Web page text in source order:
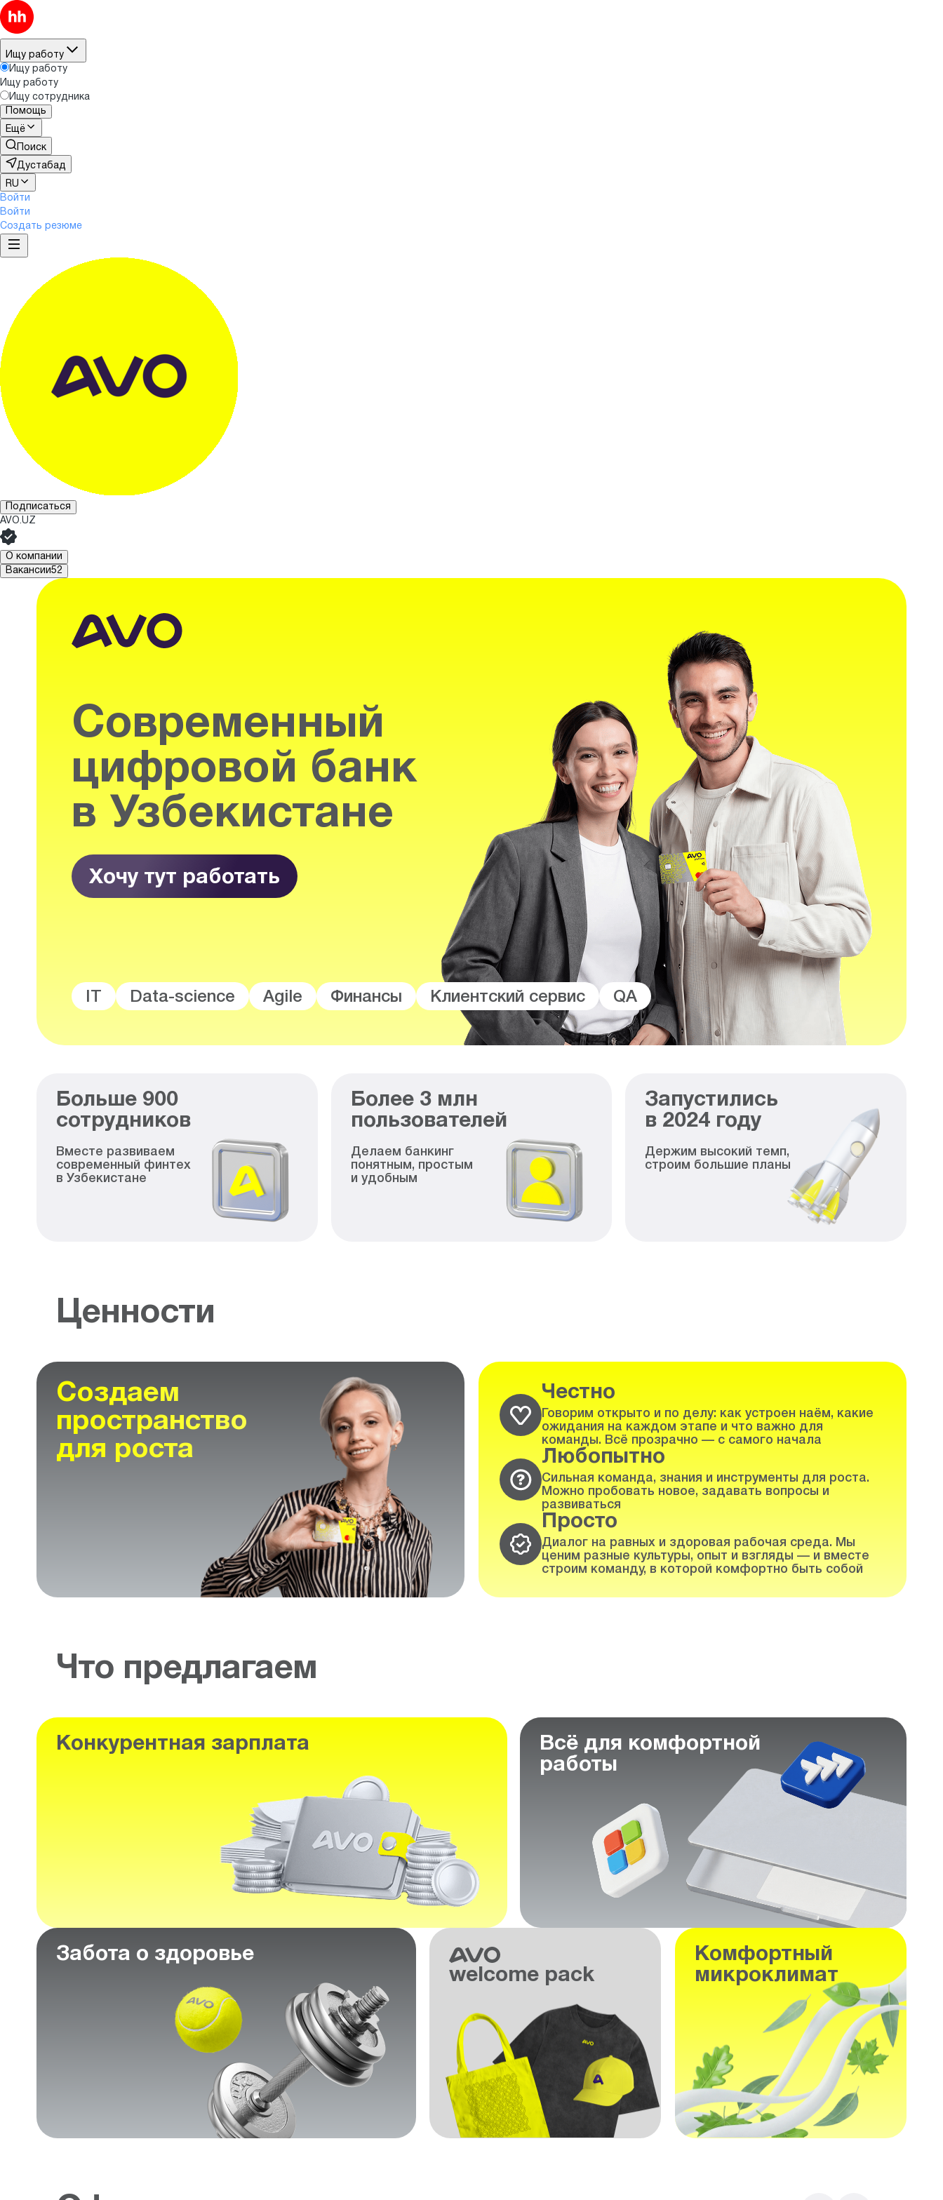
Ищу работу
Ищу работу
Ищу работу
Ищу сотрудника
Помощь
Ещё
Поиск
Дустабад
RU
Войти
Войти
Создать резюме
Подписаться
AVO.UZ
О компании
Вакансии52
Современный
цифровой банк
в Узбекистане
Хочу тут работать
Data-science Agile Финансы Клиентский сервис QA
Больше 900
сотрудников
Вместе развиваем
современный финтех
в Узбекистане
Более 3млн
пользователей
Делаем банкинг
понятным, простым
и удобным
Запустились
в 2024 году
Держим высокий темп,
строим большие планы
Ценности
Создаем
пространство
для роста
Честно
Говорим открыто и по делу: как устроен наём, какие
ожидания на каждом этапе и что важно для
команды. Всё прозрачно — с самого начала
Любопытно
Сильная команда, знания и инструменты для роста.
Можно пробовать новое, задавать вопросы и
развиваться
Просто
Диалог на равных и здоровая рабочая среда. Мы
ценим разные культуры, опыт и взгляды — и вместе
строим команду, в которой комфортно быть собой
Что предлагаем
Конкурентная зарплата
Всё для комфортной
работы
Забота о здоровье
welcome pack
Комфортный
микроклимат